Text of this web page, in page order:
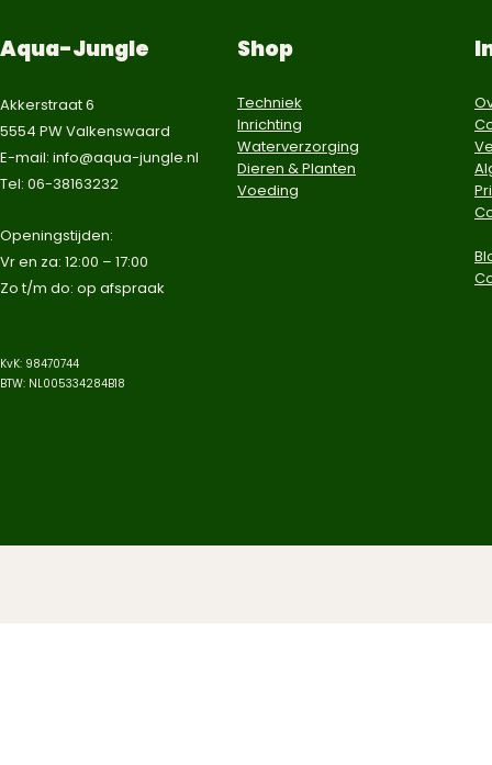
Aqua-Jungle
Akkerstraat 6
5554 PW Valkenswaard
E-mail: info@aqua-jungle.nl
Tel: 06-38163232
​Openingstijden:
Vr en za: 12:00 – 17:00
Zo t/m do: op afspraak​
KvK: 98470744
BTW: NL005334284B18
Shop
Techniek
Inrichting
Waterverzorging
Dieren & Planten
Voeding